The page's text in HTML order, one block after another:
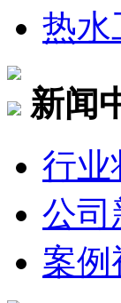
热水
新闻
行业
公司
案例